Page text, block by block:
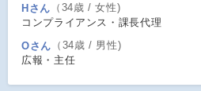
Hさん （34歳 / 女性)
コンプライアンス・課長代理
Oさん （34歳 / 男性)
広報・主任